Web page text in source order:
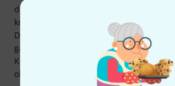
dieses edle Instrument genauso wie ein
kräftiges Sustain und eine
Die Guitarra del Tiempo Cedar empfiehlt
ganz klar als eine Akustikgitarre für
Klang und Performance auf nichts
obendrein noch Wert auf eine attraktive